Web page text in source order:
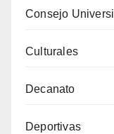
Consejo
Culturales
Decanato
Deportivas